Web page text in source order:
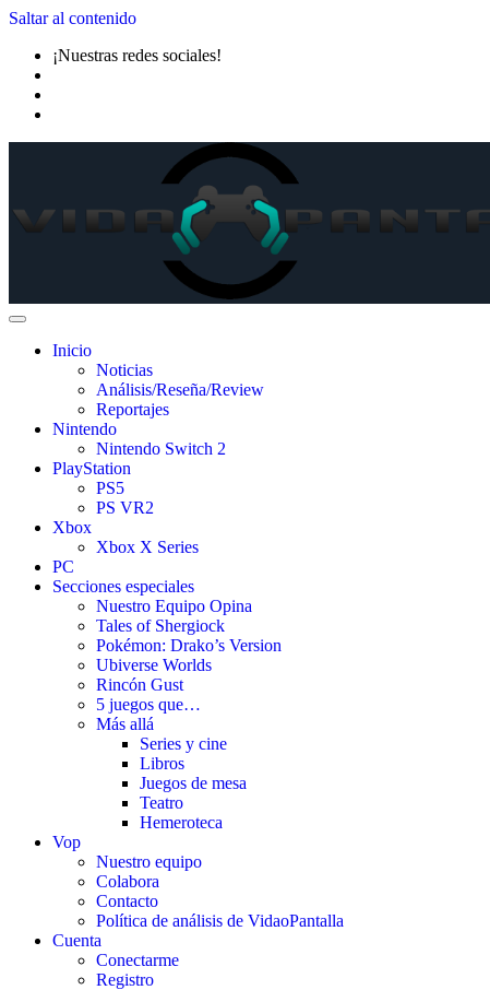
Saltar al contenido
¡Nuestras redes sociales!
Inicio
Noticias
Análisis/Reseña/Review
Reportajes
Nintendo
Nintendo Switch 2
PlayStation
PS5
PS VR2
Xbox
Xbox X Series
PC
Secciones especiales
Nuestro Equipo Opina
Tales of Shergiock
Pokémon: Drako’s Version
Ubiverse Worlds
Rincón Gust
5 juegos que…
Más allá
Series y cine
Libros
Juegos de mesa
Teatro
Hemeroteca
Vop
Nuestro equipo
Colabora
Contacto
Política de análisis de VidaoPantalla
Cuenta
Conectarme
Registro